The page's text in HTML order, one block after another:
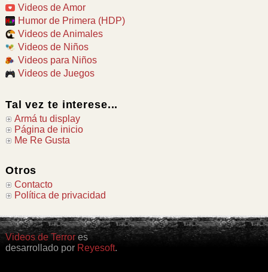
Videos de Amor
Humor de Primera (HDP)
Videos de Animales
Videos de Niños
Videos para Niños
Videos de Juegos
Tal vez te interese...
Armá tu display
Página de inicio
Me Re Gusta
Otros
Contacto
Política de privacidad
Videos de Terrores
desarrollado por Reyesoft.